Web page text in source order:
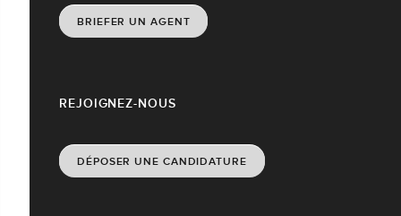
REJOIGNEZ-NOUS
DÉPOSER UNE CANDIDATURE
BRIEFER UN AGENT